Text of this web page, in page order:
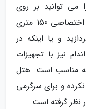
توانید بر روی
صندلی های آفتابگیری که در ساحل اختصاصی 150 متری
و یا اینکه در
نیز با تجهیزات
مناسب است. هتل
و برای سرگرمی
گرفته است.